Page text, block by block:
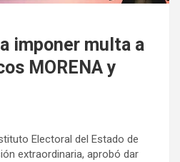
imponer multa a
MORENA y
Electoral del Estado de
extraordinaria, aprobó dar